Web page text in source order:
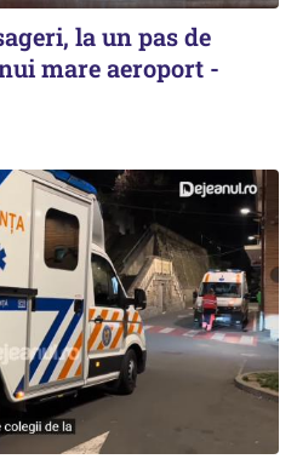
la un pas de
mare aeroport -